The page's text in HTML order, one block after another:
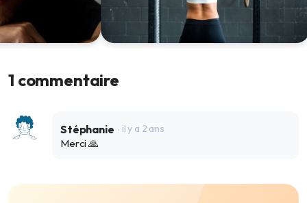
que votre
1 commentaire
Stéphanie il y a 2 ans
Merci 🙏